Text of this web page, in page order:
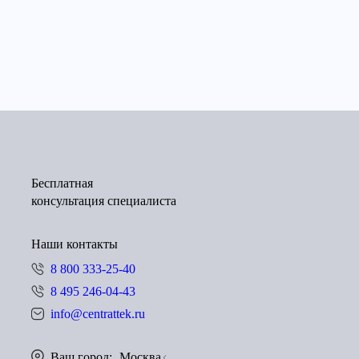
Бесплатная
консультация специалиста
Наши контакты
8 800 333-25-40
8 495 246-04-43
info@centrattek.ru